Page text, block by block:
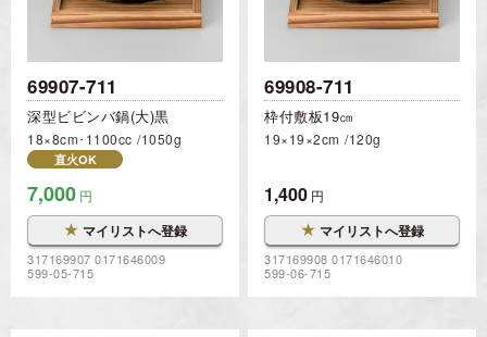
69907-711
深型ビビンバ鍋(大)黒
18×8cm･1100cc 1050g
直火OK
7,000 円
★ マイリストへ登録
317169907 0171646009
599-05-715
69908-711
枠付敷板19㎝
19×19×2cm 120g
1,400 円
★ マイリストへ登録
317169908 0171646010
599-06-715